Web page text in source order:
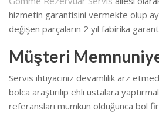
hizmetin garantisini vermekte olup
değişen parçaların 2 yıl fabirika
Müşteri
Servis ihtiyacınız devamlılık arz
bolca araştırılıp ehli ustalara
referansları mümkün olduğunca bol